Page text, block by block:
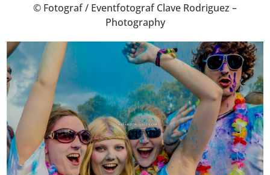
© Fotograf / Eventfotograf Clave Rodriguez –
Photography